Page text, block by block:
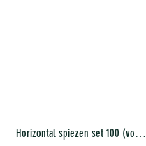
Horizontal spiezen set 100 (voet+ring+3 spiezen)